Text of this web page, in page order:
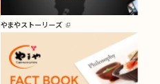
やまやストーリーズ